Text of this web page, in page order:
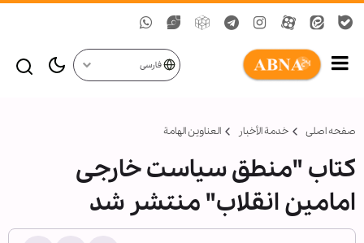
فارسی
صفحه اصلی خدمة الأخبار العناوين الهامة
کتاب "منطق سیاست خارجی
امامین انقلاب" منتشر شد